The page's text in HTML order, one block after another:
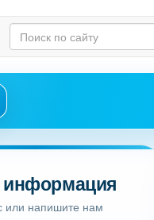
информация
или напишите нам